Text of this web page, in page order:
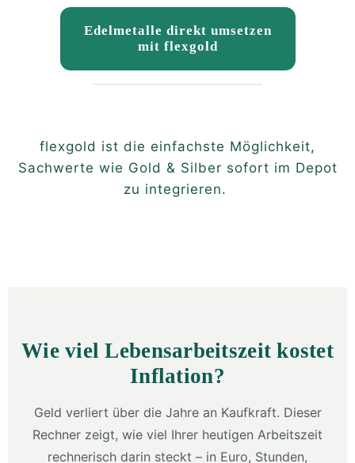
Edelmetalle direkt umsetzen
mit flexgold
flexgold ist die einfachste Möglichkeit,
Sachwerte wie Gold & Silber sofort im Depot
zu integrieren.
Wie viel Lebensarbeitszeit kostet
Inflation?
Geld verliert über die Jahre an Kaufkraft. Dieser
Rechner zeigt, wie viel Ihrer heutigen Arbeitszeit
rechnerisch darin steckt – in Euro, Stunden,